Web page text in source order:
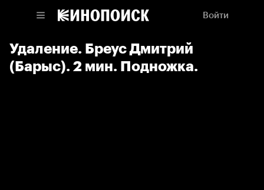
Войти
Удаление. Бреус Дмитрий
(Барыс). 2 мин. Подножка.